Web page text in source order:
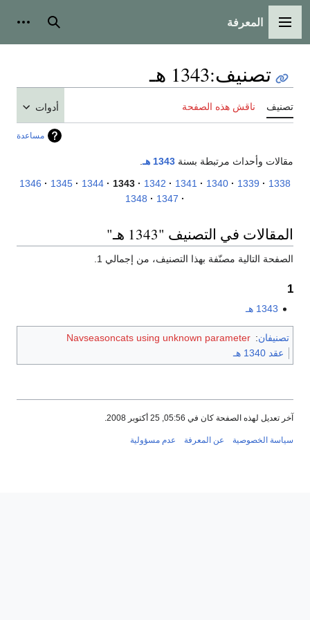
القائمة الرئيسية
المعرفة بحث
تصنيف:1343 هـ
تصنيف ناقش هذه الصفحة أدوات
مساعدة
مقالات وأحداث مرتبطة بسنة 1343 هـ
.
1338
1339
1340
1341
1342
1343
1344
1345
1346
1347
1348
المقالات في التصنيف "1343 هـ"
الصفحة التالية مصنّفة بهذا التصنيف، من إجمالي 1.
1
1343 هـ
تصنيفان:
Navseasoncats using unknown parameter
عقد 1340 هـ
آخر تعديل لهذه الصفحة كان في 05:56, 25 أكتوبر 2008.
سياسة الخصوصية عن المعرفة عدم مسؤولية